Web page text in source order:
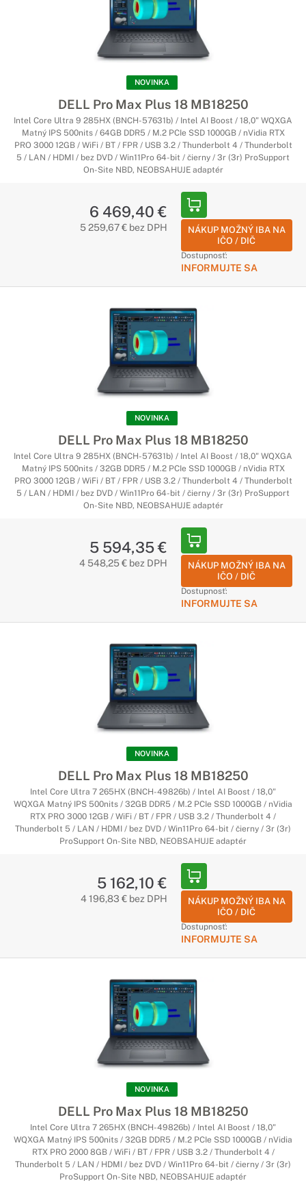
NOVINKA
DELL Pro Max Plus 18 MB18250
Intel Core Ultra 9 285HX (BNCH-57631b) / Intel AI Boost / 18,0" WQXGA
Matný IPS 500nits / 64GB DDR5 / M.2 PCIe SSD 1000GB / nVidia RTX
PRO 3000 12GB / WiFi / BT / FPR / USB 3.2 / Thunderbolt 4 / Thunderbolt
5 / LAN / HDMI / bez DVD / Win11Pro 64-bit / čierny / 3r (3r) ProSupport
On-Site NBD, NEOBSAHUJE adaptér
6 469,40 €
5 259,67 € bez DPH
NÁKUP MOŽNÝ IBA NA
IČO / DIČ
Dostupnosť:
INFORMUJTE SA
NOVINKA
DELL Pro Max Plus 18 MB18250
Intel Core Ultra 9 285HX (BNCH-57631b) / Intel AI Boost / 18,0" WQXGA
Matný IPS 500nits / 32GB DDR5 / M.2 PCIe SSD 1000GB / nVidia RTX
PRO 3000 12GB / WiFi / BT / FPR / USB 3.2 / Thunderbolt 4 / Thunderbolt
5 / LAN / HDMI / bez DVD / Win11Pro 64-bit / čierny / 3r (3r) ProSupport
On-Site NBD, NEOBSAHUJE adaptér
5 594,35 €
4 548,25 € bez DPH
NÁKUP MOŽNÝ IBA NA
IČO / DIČ
Dostupnosť:
INFORMUJTE SA
NOVINKA
DELL Pro Max Plus 18 MB18250
Intel Core Ultra 7 265HX (BNCH-49826b) / Intel AI Boost / 18,0"
WQXGA Matný IPS 500nits / 32GB DDR5 / M.2 PCIe SSD 1000GB / nVidia
RTX PRO 3000 12GB / WiFi / BT / FPR / USB 3.2 / Thunderbolt 4 /
Thunderbolt 5 / LAN / HDMI / bez DVD / Win11Pro 64-bit / čierny / 3r (3r)
ProSupport On-Site NBD, NEOBSAHUJE adaptér
5 162,10 €
4 196,83 € bez DPH
NÁKUP MOŽNÝ IBA NA
IČO / DIČ
Dostupnosť:
INFORMUJTE SA
NOVINKA
DELL Pro Max Plus 18 MB18250
Intel Core Ultra 7 265HX (BNCH-49826b) / Intel AI Boost / 18,0"
WQXGA Matný IPS 500nits / 32GB DDR5 / M.2 PCIe SSD 1000GB / nVidia
RTX PRO 2000 8GB / WiFi / BT / FPR / USB 3.2 / Thunderbolt 4 /
Thunderbolt 5 / LAN / HDMI / bez DVD / Win11Pro 64-bit / čierny / 3r (3r)
ProSupport On-Site NBD, NEOBSAHUJE adaptér